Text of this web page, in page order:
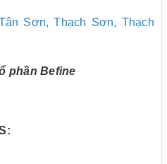
Sơn, Thạch Sơn, Thạch
phần Befine